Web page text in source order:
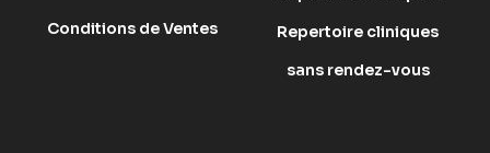
Conditions de Ventes
Repertoire cliniques
sans rendez-vous